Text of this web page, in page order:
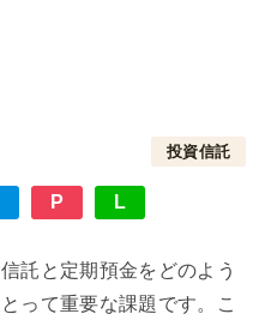
投資信託
P L
託と定期預金をどのよう
って重要な課題です。こ